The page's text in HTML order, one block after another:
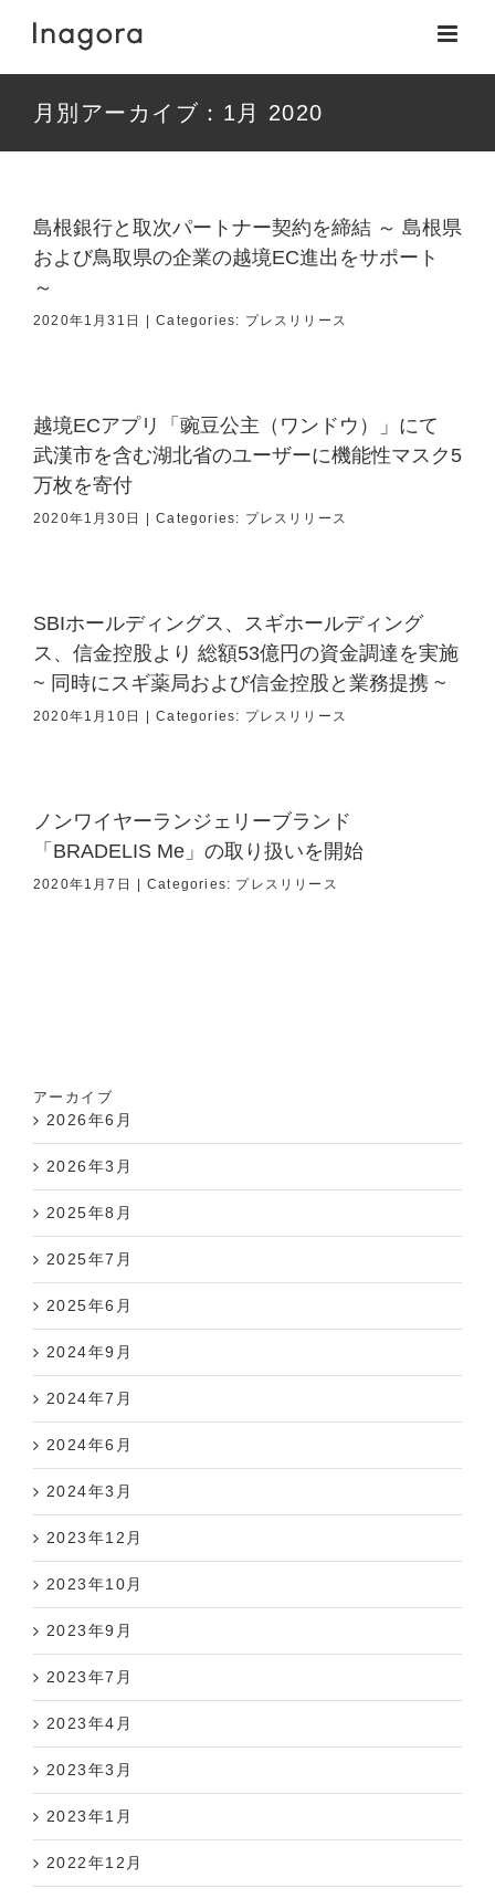
月別アーカイブ： 1月 2020
島根銀行と取次パートナー契約を締結 ～ 島根県
および鳥取県の企業の越境EC進出をサポート
～
2020年1月31日 Categories: プレスリリース
越境ECアプリ「豌豆公主（ワンドウ）」にて
武漢市を含む湖北省のユーザーに機能性マスク5
万枚を寄付
2020年1月30日 Categories: プレスリリース
SBIホールディングス、スギホールディング
ス、信金控股より 総額53億円の資金調達を実施
~ 同時にスギ薬局および信金控股と業務提携 ~
2020年1月10日 Categories: プレスリリース
ノンワイヤーランジェリーブランド
「BRADELIS Me」の取り扱いを開始
2020年1月7日 Categories: プレスリリース
アーカイブ
2026年6月
2026年3月
2025年8月
2025年7月
2025年6月
2024年9月
2024年7月
2024年6月
2024年3月
2023年12月
2023年10月
2023年9月
2023年7月
2023年4月
2023年3月
2023年1月
2022年12月